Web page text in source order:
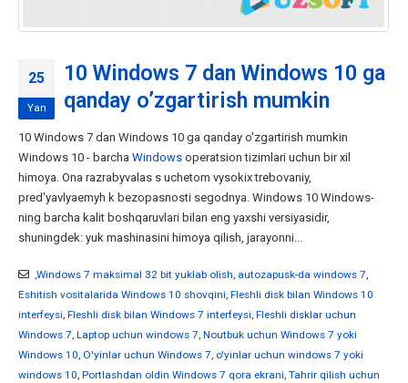
25
Yan
10 Windows 7 dan Windows 10 ga
qanday o’zgartirish mumkin
10 Windows 7 dan Windows 10 ga qanday o'zgartirish mumkin
Windows 10 - barcha Windows operatsion tizimlari uchun bir xil
himoya. Ona razrabyvalas s uchetom vysokix trebovaniy,
pred'yavlyaemyh k bezopasnosti segodnya. Windows 10 Windows-
ning barcha kalit boshqaruvlari bilan eng yaxshi versiyasidir,
shuningdek: yuk mashinasini himoya qilish, jarayonni...
,Windows 7 maksimal 32 bit yuklab olish, autozapusk-da windows 7,
Eshitish vositalarida Windows 10 shovqini, Fleshli disk bilan Windows 10
interfeysi, Fleshli disk bilan Windows 7 interfeysi, Fleshli disklar uchun
Windows 7, Laptop uchun windows 7, Noutbuk uchun Windows 7 yoki
Windows 10, O'yinlar uchun Windows 7, o'yinlar uchun windows 7 yoki
windows 10, Portlashdan oldin Windows 7 qora ekrani, Tahrir qilish uchun